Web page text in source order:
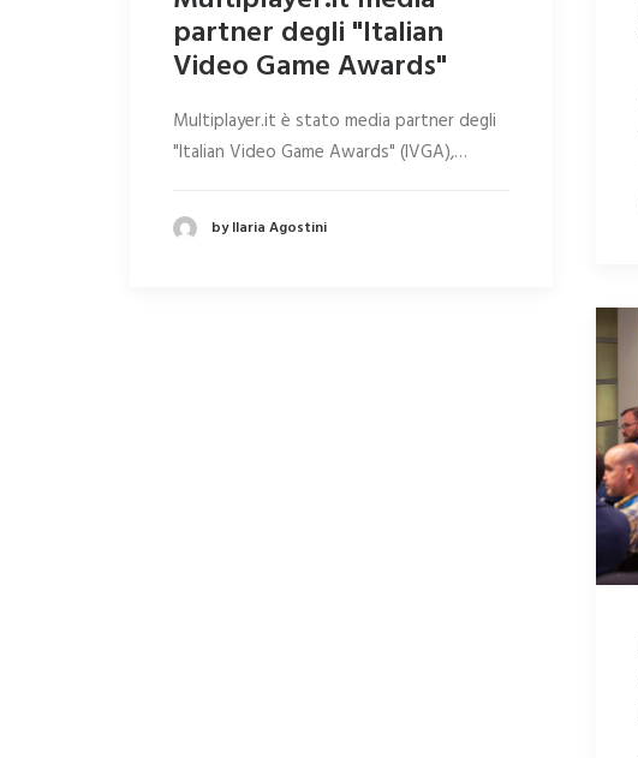
partner degli "Italian
Video Game Awards"
Multiplayer.it è stato media partner degli
"Italian Video Game Awards" (IVGA),…
by Ilaria Agostini